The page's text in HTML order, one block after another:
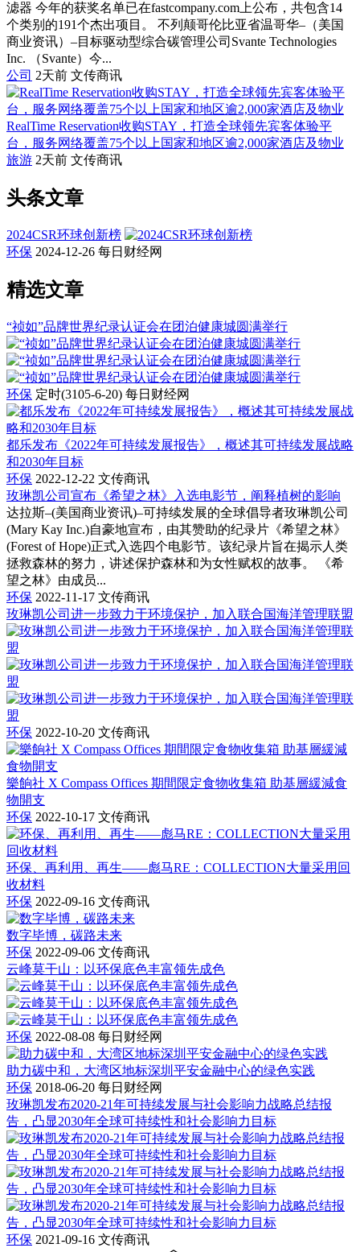
滤器 今年的获奖名单已在fastcompany.com上公布，共包含14
个类别的191个杰出项目。 不列颠哥伦比亚省温哥华–（美国
商业资讯）–目标驱动型综合碳管理公司Svante Technologies
Inc. （Svante）今...
公司 2天前 文传商讯
RealTime Reservation收购STAY，打造全球领先宾客体验平
台，服务网络覆盖75个以上国家和地区逾2,000家酒店及物业
旅游 2天前 文传商讯
头条文章
2024CSR环球创新榜
环保 2024-12-26 每日财经网
精选文章
“祯如”品牌世界纪录认证会在团泊健康城圆满举行
环保 定时(3105-6-20) 每日财经网
都乐发布《2022年可持续发展报告》，概述其可持续发展战略
和2030年目标
环保 2022-12-22 文传商讯
玫琳凯公司宣布《希望之林》入选电影节，阐释植树的影响
达拉斯–(美国商业资讯)–可持续发展的全球倡导者玫琳凯公司
(Mary Kay Inc.)自豪地宣布，由其赞助的纪录片《希望之林》
(Forest of Hope)正式入选四个电影节。该纪录片旨在揭示人类
拯救森林的努力，讲述保护森林和为女性赋权的故事。 《希
望之林》由成员...
环保 2022-11-17 文传商讯
玫琳凯公司进一步致力于环境保护，加入联合国海洋管理联盟
环保 2022-10-20 文传商讯
樂餉社 X Compass Offices 期間限定食物收集箱 助基層緩減食
物開支
环保 2022-10-17 文传商讯
环保、再利用、再生——彪马RE：COLLECTION大量采用回
收材料
环保 2022-09-16 文传商讯
数字毕博，碳路未来
环保 2022-09-06 文传商讯
云峰莫干山：以环保底色丰富领先成色
环保 2022-08-08 每日财经网
助力碳中和，大湾区地标深圳平安金融中心的绿色实践
环保 2018-06-20 每日财经网
玫琳凯发布2020-21年可持续发展与社会影响力战略总结报
告，凸显2030年全球可持续性和社会影响力目标
环保 2021-09-16 文传商讯